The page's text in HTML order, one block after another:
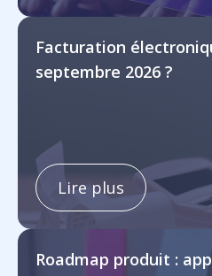
Facturation
septembre 2026 ?
Lire plus
Roadmap produit :